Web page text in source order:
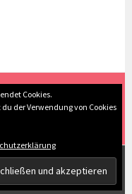
Datenschutz
|Nach Oben
| THEME: SELA
Cookies.
der Verwendung von Cookies